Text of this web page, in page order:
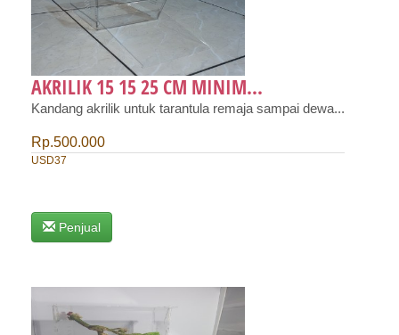
AKRILIK 15 15 25 CM MINIM...
Kandang akrilik untuk tarantula remaja sampai dewa...
Rp.500.000
USD37
Penjual